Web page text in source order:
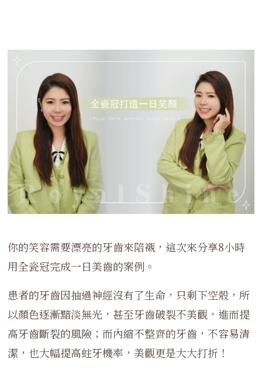
你的笑容需要漂亮的牙齒來陪襯，這次來分享8小時
用全瓷冠完成一日美齒的案例。
患者的牙齒因抽過神經沒有了生命，只剩下空殼，所
以顏色逐漸黯淡無光，甚至牙齒破裂不美觀，進而提
高牙齒斷裂的風險；而內縮不整齊的牙齒，不容易清
潔，也大幅提高蛀牙機率，美觀更是大大打折！